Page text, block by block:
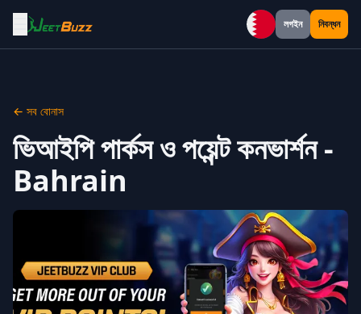
Bahrain
লগইন নিবন্ধন
← সব বোনাস
ভিআইপি পার্কস ও পয়েন্ট কনভার্শন -
Bahrain